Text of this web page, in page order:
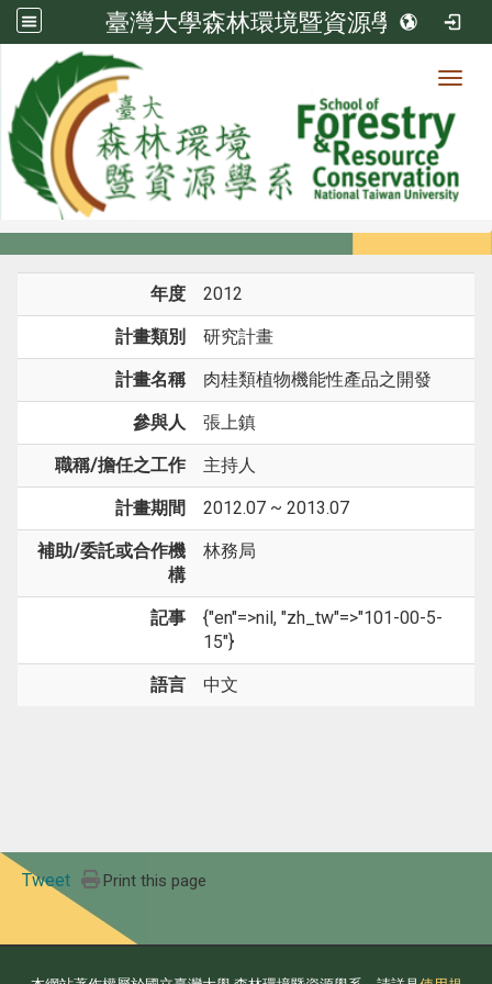
臺灣大學森林環境暨資源學系
系所成員
系所成員
年度 2012
計畫類別 研究計畫
計畫名稱 肉桂類植物機能性產品之開發
參與人 張上鎮
職稱/擔任之工作 主持人
計畫期間 2012.07 ~ 2013.07
補助/委託或合作機
構
林務局
記事
{"en"=>nil, "zh_tw"=>"101-00-5-
15"}
語言 中文
Tweet Print this page